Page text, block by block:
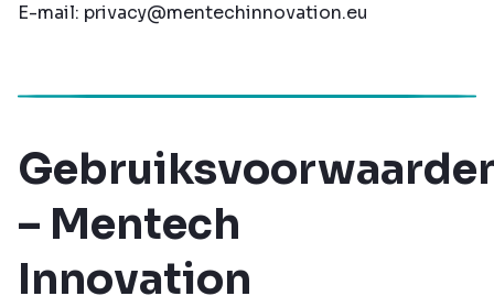
E-mail: privacy@mentechinnovation.eu
– Mentech
Innovation